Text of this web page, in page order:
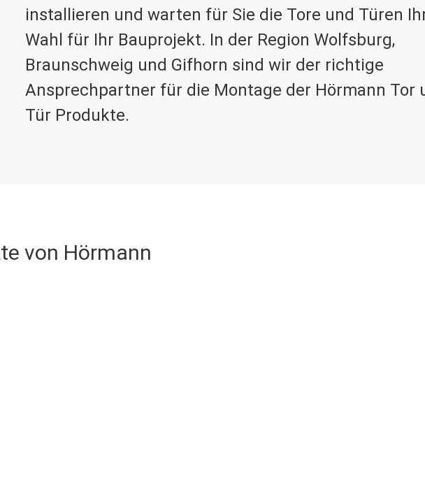
installieren und warten für Sie die Tore und Türen
Wahl für Ihr Bauprojekt. In der Region Wolfsburg,
Braunschweig und Gifhorn sind wir der richtige
Ansprechpartner für die Montage der Hörmann Tor
Tür Produkte.
von Hörmann